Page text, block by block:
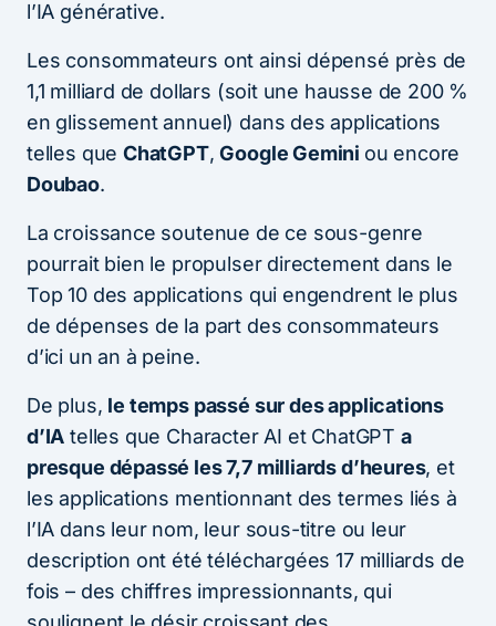
l’IA générative.
Les consommateurs ont ainsi dépensé près de
1,1 milliard de dollars (soit une hausse de 200 %
en glissement annuel) dans des applications
telles queChatGPT,Google Gemini ou encore
Doubao.
La croissance soutenue de ce sous-genre
pourrait bien le propulser directement dans le
Top 10 des applications qui engendrent le plus
de dépenses de la part des consommateurs
d’ici un an à peine.
De plus, le temps passé sur des applications
d’IA telles que Character AI et ChatGPT a
presque dépassé les 7,7 milliards d’heures, et
les applications mentionnant des termes liés à
l’IA dans leur nom, leur sous-titre ou leur
description ont été téléchargées 17 milliards de
fois – des chiffres impressionnants, qui